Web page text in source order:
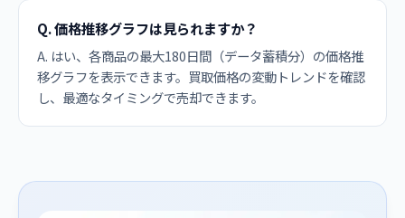
Q. 価格推移グラフは見られますか？
A. はい、各商品の最大180日間（データ蓄積分）の価格推
移グラフを表示できます。買取価格の変動トレンドを確認
し、最適なタイミングで売却できます。